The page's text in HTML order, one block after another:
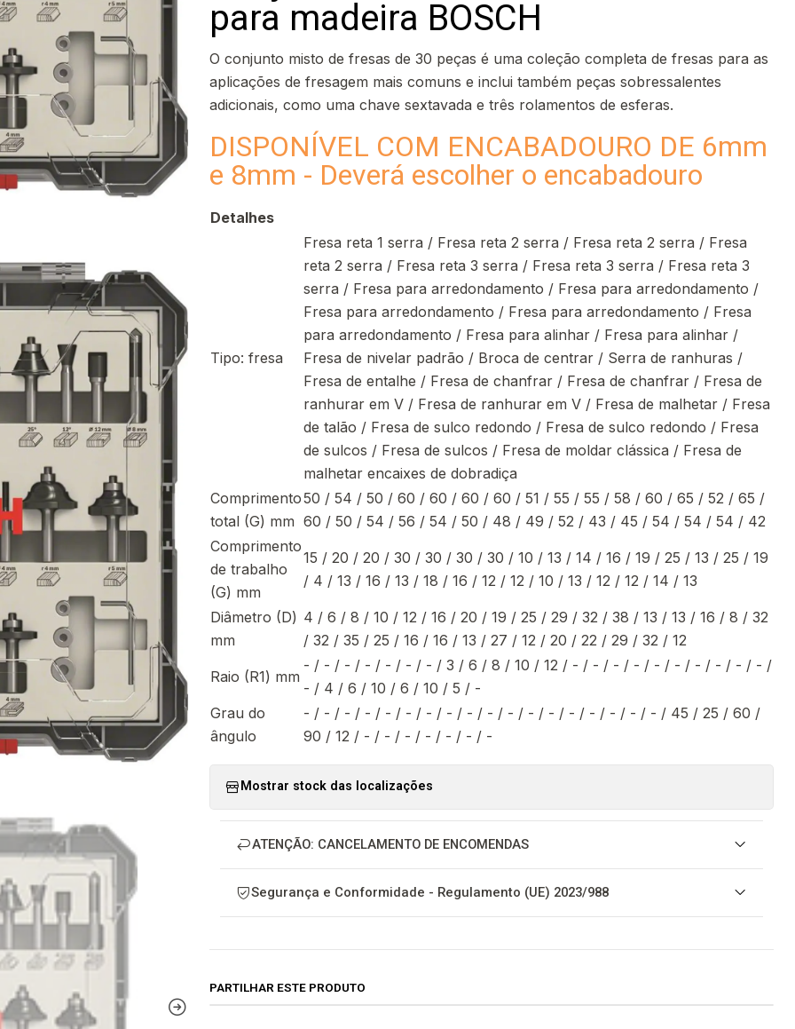
para madeira BOSCH
O conjunto misto de fresas de 30 peças é uma coleção completa de fresas para as
aplicações de fresagem mais comuns e inclui também peças sobressalentes
adicionais, como uma chave sextavada e três rolamentos de esferas.
DISPONÍVEL COM ENCABADOURO DE 6mm
e 8mm - Deverá escolher o encabadouro
Detalhes
Tipo: fresa
Fresa reta 1 serra / Fresa reta 2 serra / Fresa reta 2 serra / Fresa
reta 2 serra / Fresa reta 3 serra / Fresa reta 3 serra / Fresa reta 3
serra / Fresa para arredondamento / Fresa para arredondamento /
Fresa para arredondamento / Fresa para arredondamento / Fresa
para arredondamento / Fresa para alinhar / Fresa para alinhar /
Fresa de nivelar padrão / Broca de centrar / Serra de ranhuras /
Fresa de entalhe / Fresa de chanfrar / Fresa de chanfrar / Fresa de
ranhurar em V / Fresa de ranhurar em V / Fresa de malhetar / Fresa
de talão / Fresa de sulco redondo / Fresa de sulco redondo / Fresa
de sulcos / Fresa de sulcos / Fresa de moldar clássica / Fresa de
malhetar encaixes de dobradiça
Comprimento
total (G) mm
50 / 54 / 50 / 60 / 60 / 60 / 60 / 51 / 55 / 55 / 58 / 60 / 65 / 52 / 65 /
60 / 50 / 54 / 56 / 54 / 50 / 48 / 49 / 52 / 43 / 45 / 54 / 54 / 54 / 42
Comprimento
de trabalho
(G) mm
15 / 20 / 20 / 30 / 30 / 30 / 30 / 10 / 13 / 14 / 16 / 19 / 25 / 13 / 25 / 19
/ 4 / 13 / 16 / 13 / 18 / 16 / 12 / 12 / 10 / 13 / 12 / 12 / 14 / 13
Diâmetro (D)
mm
4 / 6 / 8 / 10 / 12 / 16 / 20 / 19 / 25 / 29 / 32 / 38 / 13 / 13 / 16 / 8 / 32
/ 32 / 35 / 25 / 16 / 16 / 13 / 27 / 12 / 20 / 22 / 29 / 32 / 12
Raio (R1) mm
- / - / - / - / - / - / - / 3 / 6 / 8 / 10 / 12 / - / - / - / - / - / - / - / - / - / - /
- / 4 / 6 / 10 / 6 / 10 / 5 / -
Grau do
ângulo
- / - / - / - / - / - / - / - / - / - / - / - / - / - / - / - / - / - / 45 / 25 / 60 /
90 / 12 / - / - / - / - / - / - / -
Mostrar stock das localizações
ATENÇÃO: CANCELAMENTO DE ENCOMENDAS
Segurança e Conformidade - Regulamento (UE) 2023/988
PARTILHAR ESTE PRODUTO